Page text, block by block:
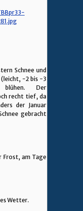
Schnee und
(leicht, -2 bis -3
blühen. Der
recht tief, da
der Januar
gebracht
Frost, am Tage
Wetter.